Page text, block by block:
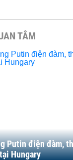
TÂM
Putin điện đàm,
Hungary